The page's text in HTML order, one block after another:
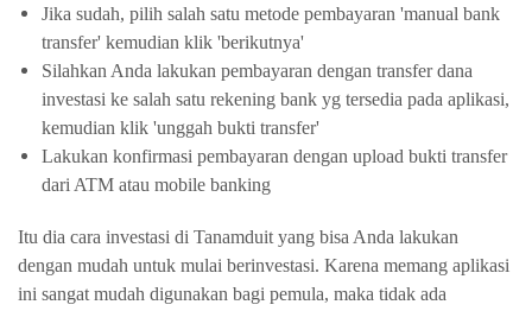
Jika sudah, pilih salah satu metode pembayaran 'manual bank
transfer' kemudian klik 'berikutnya'
Silahkan Anda lakukan pembayaran dengan transfer dana
investasi ke salah satu rekening bank yg tersedia pada aplikasi,
kemudian klik 'unggah bukti transfer'
Lakukan konfirmasi pembayaran dengan upload bukti transfer
dari ATM atau mobile banking
Itu dia cara investasi di Tanamduit yang bisa Anda lakukan
dengan mudah untuk mulai berinvestasi. Karena memang aplikasi
ini sangat mudah digunakan bagi pemula, maka tidak ada